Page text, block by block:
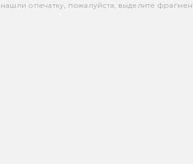
опечатку, пожалуйста, выделите